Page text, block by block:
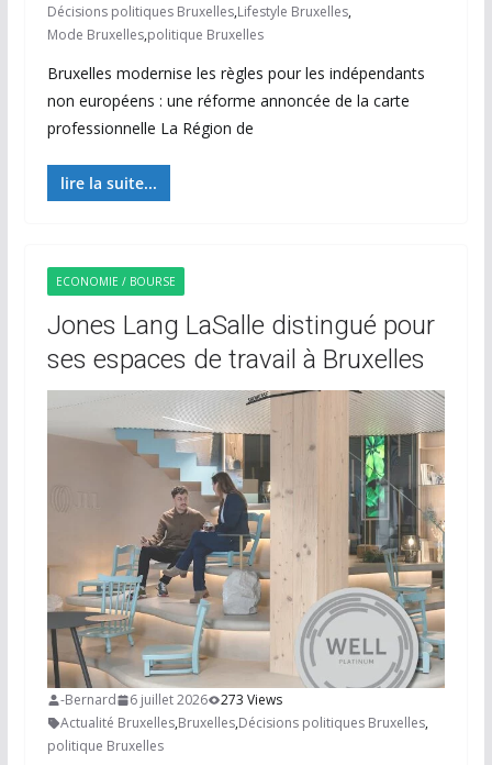
Décisions politiques Bruxelles,Lifestyle Bruxelles,
Mode Bruxelles,politique Bruxelles
Bruxelles modernise les règles pour les indépendants
non européens : une réforme annoncée de la carte
professionnelle La Région de
lire la suite...
ECONOMIE / BOURSE
Jones Lang LaSalle distingué pour
ses espaces de travail à Bruxelles
-Bernard 6 juillet 2026
273 Views
Actualité Bruxelles,Bruxelles,Décisions politiques Bruxelles,
politique Bruxelles